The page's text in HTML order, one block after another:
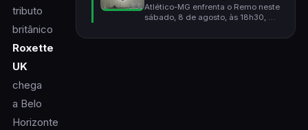
tributo
britânico
Roxette
UK
chega
a Belo
Horizonte
Atlético-MG enfrenta o Remo neste
sábado, 8 de agosto, às 18h30, no